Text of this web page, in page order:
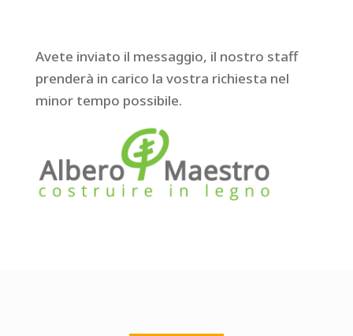
Avete inviato il messaggio, il nostro staff
prenderà in carico la vostra richiesta nel
minor tempo possibile.